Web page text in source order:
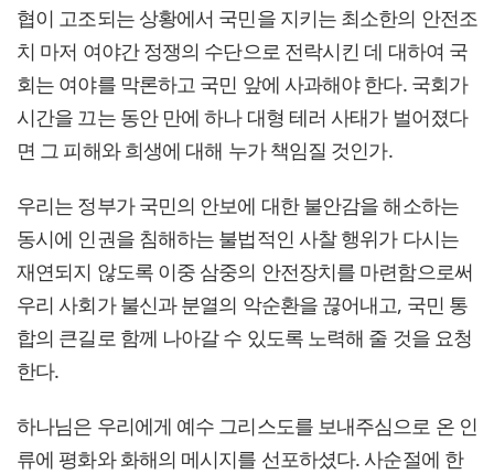
협이 고조되는 상황에서 국민을 지키는 최소한의 안전조
치 마저 여야간 정쟁의 수단으로 전락시킨 데 대하여 국
회는 여야를 막론하고 국민 앞에 사과해야 한다. 국회가
시간을 끄는 동안 만에 하나 대형 테러 사태가 벌어졌다
면 그 피해와 희생에 대해 누가 책임질 것인가.
우리는 정부가 국민의 안보에 대한 불안감을 해소하는
동시에 인권을 침해하는 불법적인 사찰 행위가 다시는
재연되지 않도록 이중 삼중의 안전장치를 마련함으로써
우리 사회가 불신과 분열의 악순환을 끊어내고, 국민 통
합의 큰길로 함께 나아갈 수 있도록 노력해 줄 것을 요청
한다.
하나님은 우리에게 예수 그리스도를 보내주심으로 온 인
류에 평화와 화해의 메시지를 선포하셨다. 사순절에 한